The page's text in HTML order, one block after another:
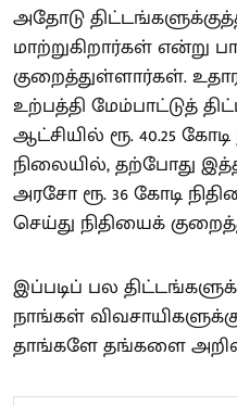
அதோடு
மாற்றுகிறார்கள் என்று
குறைத்துள்ளார்கள்.
உற்பத்தி மேம்பாட்டுத்
ஆட்சியில் ரூ. 40.25
நிலையில், தற்போது
அரசோ ரூ. 36 கோடி
செய்து நிதியைக்
இப்படிப் பல
நாங்கள்
தாங்களே தங்களை